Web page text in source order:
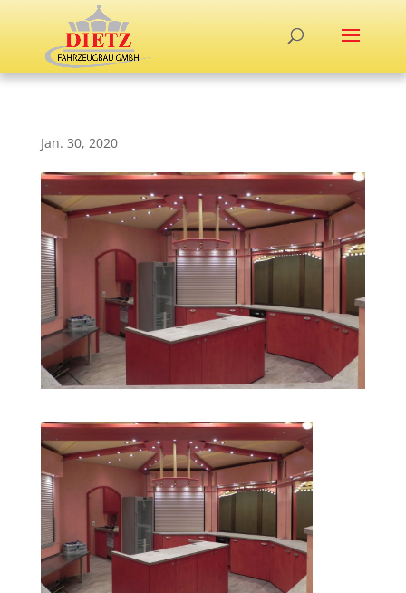
Jan. 30, 2020